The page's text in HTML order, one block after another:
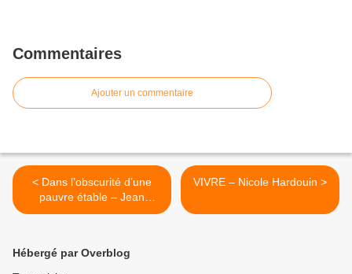
Commentaires
Ajouter un commentaire
< Dans l’obscurité d’une
pauvre étable – Jean
François Di Murro
VIVRE – Nicole Hardouin >
Hébergé par Overblog